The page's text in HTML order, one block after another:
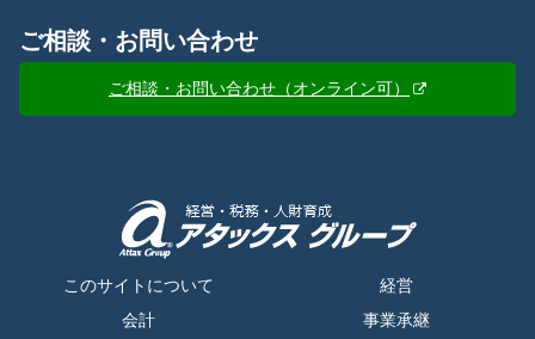
ご相談・お問い合わせ
ご相談・お問い合わせ（オンライン可）
このサイトについて
経営
会計
事業承継